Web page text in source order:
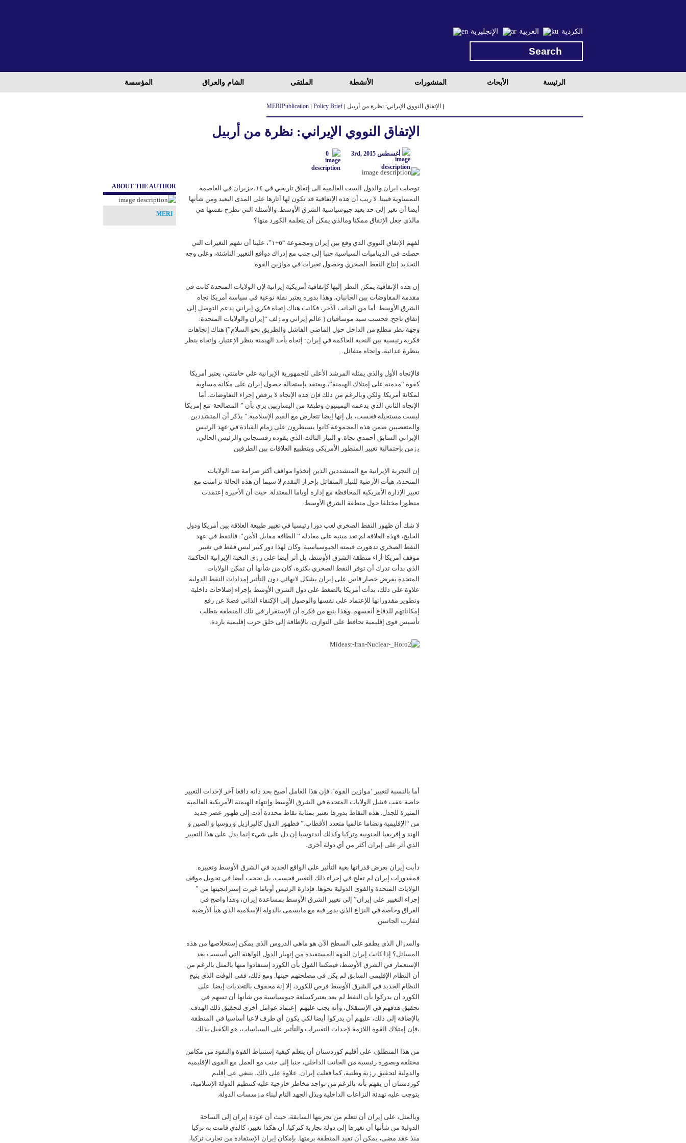
الرئيسة الأبحاث المنشورات الأنشطة الملتقی الشام والعراق المؤسسة
الإنجليزية العربية الكردية
MERIPublication Policy Brief الإتفاق النووي الإيراني: نظرة من أربيل
الإتفاق النووي الإيراني: نظرة من أربيل
أغسطس 3rd, 2015 0
ABOUT THE AUTHOR
MERI
توصلت ايران والدول الست العالمية الى إتفاق تاريخي في ١٤،حزيران في العاصمة
النمساوية فيينا. لا ريب أن هذه الإتفاقية قد تکون لها آثارها علی المدی البعيد ومن شأنها
أيضا أن تغير إلی حد بعيد جيوسياسية الشرق الأوسط. والأسئلة التي تطرح نفسها هي
مالذي جعل الإتفاق ممكنا ومالذي يمکن أن يتعلمه الكورد منها؟
لفهم الإتفاق النووي الذي وقع بين إيران ومجموعة “٥+١”، علينا أن نفهم التغيرات التي
حصلت في الديناميات السياسية جنبا إلی جنب مع إدراك دوافع التغيير الناشئة، وعلی وجه
التحديد إنتاج النفط الصخري وحصول تغيرات في موازين القوة.
إن هذه الإتفاقية يمکن النظر إليها کإتفاقية أمريكية إيرانية لإن الولايات المتحدة کانت في
مقدمة المفاوضات بين الجانبان، وهذا بدوره يعتبر نقلة نوعية في سياسة أمريکا تجاه
الشرق الأوسط. أما من الجانب الآخر، فکانت هناك إتجاه فکري إيراني يدعم التوصل إلی
إتفاق ناجح. فحسب سيد موسافيان ( عالم إيراني ومٶلف “إيران والولایات المتحدة:
وجهة نظر مطلع من الداخل حول الماضي الفاشل والطريق نحو السلام”) هناك إتجاهات
فکرية رئيسية بين النخبة الحاكمة في إيران: إتجاه يأخد الهيمنة بنظر الإعتبار، وإتجاه ينظر
بنظرة عدائية، وإتجاه متفائل.
فالإتجاه الأول والذي يمثله المرشد الأعلی للجمهورية الإيرانية علي خامنئي، يعتبر أمريکا
کقوة “مدمنة علی إمتلاك الهيمنة”، ويعتقد بإستحالة حصول إيران علی مکانة مساوية
لمکانة أمريکا. ولكن وبالرغم من ذلك فإن هذه الإتجاه لا يرفض إجراء التفاوضات. أما
الإتجاه الثاني الذي يدعمه اليمينيون وطبقة من اليساريين يری بأن ” المصالحة مع إمريکا
ليست مستحيلة فحسب، بل إنها إيضا تتعارض مع القيم الإسلامية.” يذکر أن المتشددين
والمتعصبين ضمن هذه المجموعة کانوا يسيطرون علی زمام القيادة في عهد الرئيس
الإيراني السابق أحمدي نجاة. و التيار الثالث الذي يقوده رفسنجاني والرئيس الحالي،
يٶمن بإحتمالية تغيير المنظور الأمريكي وبتطبيع العلاقات بين الطرفين.
إن التجربة الإيرانية مع المتشددين الذين إتخذوا مواقف أكثر صرامة ضد الولایات
المتحدة، هيأت الأرضية للتيار المتفائل بإحراز التقدم لا سيما أن هذه الحالة تزامنت مع
تغيير الإدارة الأمريکية المحافظة مع إدارة أوباما المعتدلة. حيث أن الأخيرة إعتمدت
منظورا مختلفا حول منطقة الشرق الأوسط.
لا شك أن ظهور النفط الصخري لعب دورا رئيسيا في تغيير طبيعة العلاقة بين أمريکا ودول
الخليج، فهذه العلاقة لم تعد مبنية علی معادلة ” الطاقة مقابل الأمن”. فالنفط في عهد
النفط الصخري تدهورت قيمته الجيوسياسية. وکان لهذا دور کبير ليس فقط في تغيير
موقف أمريكا أزاء منطقة الشرق الأوسط، بل أثر أيضا علی رٶی النخبة الإيرانية الحاکمة
الذي بدأت تدرك أن توفر النفط الصخري بكثرة، کان من شأنها أن تمکن الولایات
المتحدة بفرض حصار قاس علی إيران بشکل لانهائي دون التأثير إمدادات النفط الدولية.
علاوة علی ذلك، بدأت أمريکا بالضغط علی دول الشرق الأوسط بإجراء إصلاحات داخلية
وتطوير مقدوراتها للإعتماد علی نفسها والوصول إلی الإکتفاء الذاتي فضلا عن رفع
إمکاناتهم للدفاع أنفسهم. وهذا ينبع من فکرة أن الإستقرار في تلك المنطقة يتطلب
تأسيس قوی إقليمية تحافظ علی التوازن، بالإظافة إلی خلق حرب إقليمية باردة.
أما بالنسبة لتغيير ‘موازين القوة’، فإن هذا العامل أصبح بحد ذاته دافعا آخر لإحداث التغيير
خاصة عقب فشل الولایات المتحدة في الشرق الأوسط وإنتهاء الهيمنة الأمريکية العالمية
المثيرة للجدل. هذه النقاط بدورها تعتبر بمثابة نقاط محددة أدت إلی ظهور عصر جديد
من “الإقليمية ونضاما عالميا متعدد الأقطاب.” فظهور الدول کالبرازيل و روسيا و الصين و
الهند و إفريقيا الجنوبية وترکيا وکذلك أندنوسيا إن دل علی شيء إنما يدل علی هذا التغيير
الذي أثر علی إيران أکثر من أي دولة أخری.
دأبت إيران بعرض قدراتها بغية التأثير علی الواقع الجديد في الشرق الأوسط وتغييره.
فمقدورات إيران لم تفلح في إجراء ذلك التغيير فحسب، بل نجحت أيضا في تحويل موقف
الولایات المتحدة والقوی الدولية نحوها. فإدارة الرئيس أوباما غيرت إستراتجيتها من ”
إجراء التغيير علی إيران” إلی تغيير الشرق الأوسط بمساعدة إيران، وهذا واضح في
العراق وخاصة في النزاع الذي يدور فيه مع مايسمی بالدولة الإسلامية الذي هيأ الأرضية
لتقارب الجانبين.
والسٶال الذي يطفو علی السطح الآن هو ماهي الدروس الذي يمکن إستخلاصها من هذه
المسائل؟ إذا کانت إيران الجهة المستفيدة من إنهيار الدول الواهنة التي أسست بعد
الإستعمار في الشرق الأوسط، فيمکننا القول بأن الكورد إستفادوا منها بالمثل بالرغم من
أن النظام الإقليمي السابق لم يکن في مصلحتهم حينها. ومع ذلك، ففي الوقت الذي يتيح
النظام الجديد في الشرق الأوسط فرص للكورد، إلا إنه محفوف بالتحديات إيضا. علی
الكورد أن يدركوا بأن النفط لم يعد يعتبرکسلعة جيوسياسية من شأنها أن تسهم في
تحقيق هدفهم في الإستقلال، وأنه يجب عليهم إعتماد عوامل أخری لتحقيق ذلك الهدف.
بالإضافة إلی ذلك، عليهم أن يدركوا أيضا لکي يکون أي طرف لاعبا أساسيا في المنطقة
،فإن إمتلاك القوة اللازمة لإحداث التغييرات والتأثير علی السياسات، هو الکفيل بذلك.
من هذا المنطلق، علی أقليم كوردستان أن يتعلم کيفية إستنباط القوة والنفوذ من مکامن
مختلفة وبصورة رئيسية من الجانب الداخلي، جنبا إلی جنب مع العمل مع القوی الإقليمية
والدولية لتحقيق رٶية وطنية، کما فعلت إيران. علاوة علی ذلك، ينبغي عی أقليم
كوردستان أن يفهم بأنه بالرغم من تواجد مخاطر خارجية علیه کتنظيم الدولة الإسلامية،
يتوجب عليه تهدئة النزاعات الداخلية وبذل الجهد التام لبناء مٶسسات الدولة.
وبالمثل، علی إيران أن تتعلم من تجربتها السابقة، حيث أن عودة إيران إلی الساحة
الدولية من شأنها أن تغيرها إلی دولة تجارية كتركيا. أن هکذا تغيير، کالذي قامت به ترکيا
منذ عقد مضی، يمکن أن تفيد المنطقة برمتها. بإمکان إيران الإستفادة من تجارب ترکيا،